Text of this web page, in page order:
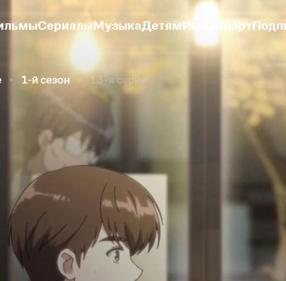
СериалыМузыкаДетямИгры Спорт
1-й сезон 13-я серия